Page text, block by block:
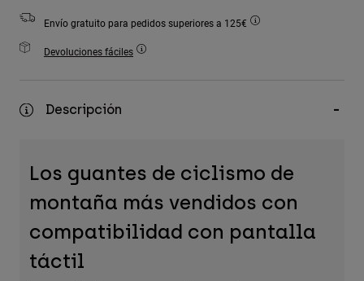
Accesorios
Ver Todo
Envío gratuito para pedidos superiores a 125€
Devoluciones fáciles
Descripción
Los guantes de ciclismo de
montaña más vendidos con
compatibilidad con pantalla
táctil